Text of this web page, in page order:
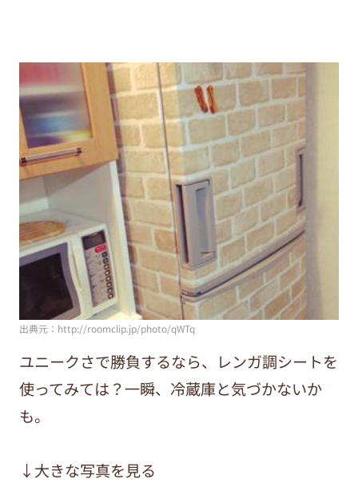
出典元：http://roomclip.jp/photo/qWTq
ユニークさで勝負するなら、レンガ調シートを
使ってみては？一瞬、冷蔵庫と気づかないか
も。
↓大きな写真を見る